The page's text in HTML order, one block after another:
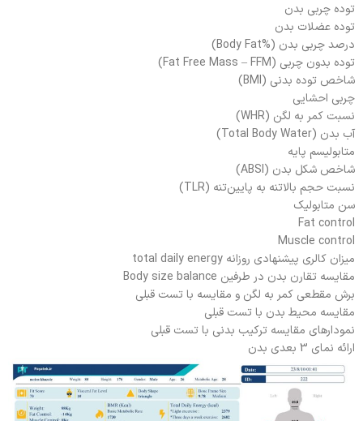
توده چربی بدن
توده عضلات بدن
درصد چربی بدن (%Body Fat)
توده بدون چربی (Fat Free Mass – FFM)
شاخص توده بدنی (BMI)
چربی احشایی
نسبت کمر به لگن (WHR)
آب بدن (Total Body Water)
متابولیسم پایه
شاخص شکل بدن (ABSI)
نسبت حجم بالاتنه به پایین‌تنه (TLR)
سن متابولیک
Fat control
Muscle control
میزان کالری پیشنهادی روزانه total daily energy
مقایسه تقارن بدن در طرفین Body size balance
برش مقطعی کمر به لگن و مقایسه با تست قبلی
مقایسه محیط بدن با تست قبلی
نمودارهای مقایسه ترکیب بدنی با تست قبلی
ارائه نمای 3 بعدی بدن